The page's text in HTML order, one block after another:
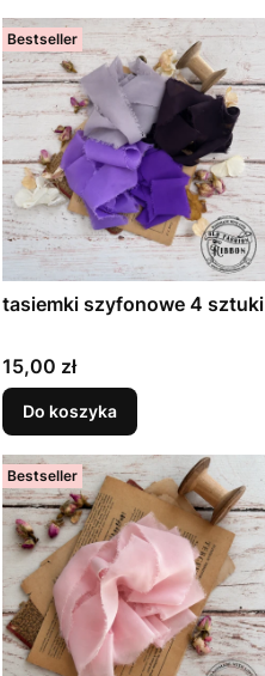
Bestseller
tasiemki szyfonowe 4 sztuki
Cena
15,00 zł
Do koszyka
Bestseller